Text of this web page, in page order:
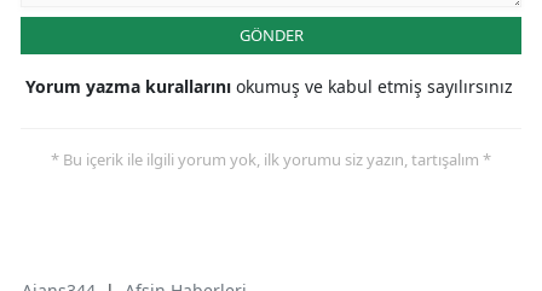
GÖNDER
Yorum yazma kurallarını okumuş ve kabul etmiş sayılırsınız
* Bu içerik ile ilgili yorum yok, ilk yorumu siz yazın, tartışalım *